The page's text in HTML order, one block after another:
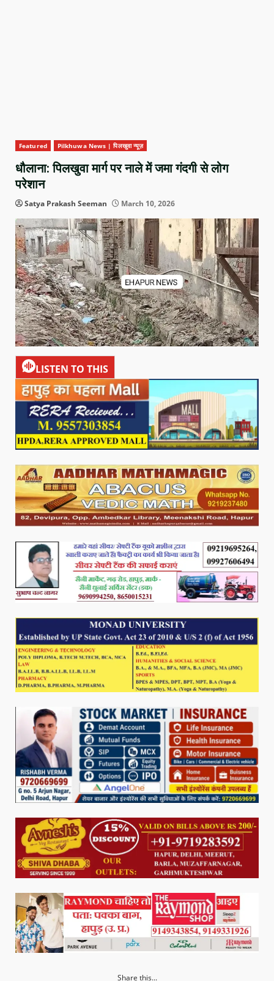
Featured Pilkhuwa News | पिलखुवा न्यूज़
धौलाना: पिलखुवा मार्ग पर नाले में जमा गंदगी से लोग
परेशान
Satya Prakash Seeman March 10, 2026
LISTEN TO THIS
Share this...